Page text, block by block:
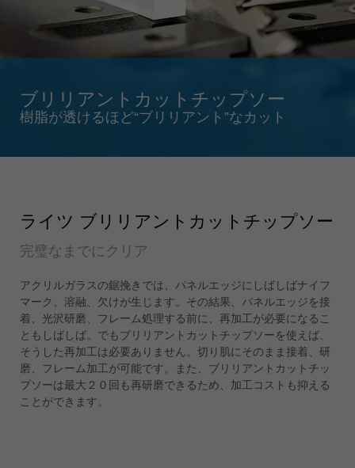
deutsch français
Singapore
Slovenija
slovenski
türkçe
USA
english
Việt Nam
tiếng việt
中国
ブリリアントカットチップソー
樹脂が透けるほど“ブリリアント”なカット
ライツ ブリリアントカットチップソー
完璧なまでにクリア
アクリルガラスの鋸挽きでは、パネルエッジにしばしばナイフ
マーク、溶融、欠けが生じます。その結果、パネルエッジを接
着、光沢研磨、フレーム処理する前に、再加工が必要になるこ
ともしばしば。でもブリリアントカットチップソーを使えば、
そうした再加工は必要ありません。切り肌にそのまま接着、研
磨、フレーム加工が可能です。また、ブリリアントカットチッ
プソーは最大２０回も再研磨できるため、加工コストも抑える
ことができます。